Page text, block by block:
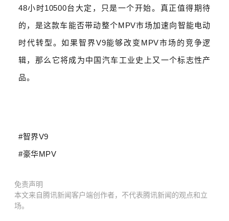
48小时10500台大定，只是一个开始。真正值得期待
的，是这款车能否带动整个MPV市场加速向智能电动
时代转型。如果智界V9能够改变 MPV市场的竞争逻
辑，那么它将成为中国汽车工业史上又一个标志性产
品。
#智界V9
#豪华MPV
免责声明
本文来自腾讯新闻客户端创作者，不代表腾讯新闻的观点和立
场。